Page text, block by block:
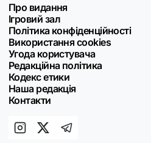
Про видання
Ігровий зал
Політика конфіденційності
Використання cookies
Угода користувача
Редакційна політика
Кодекс етики
Наша редакція
Контакти